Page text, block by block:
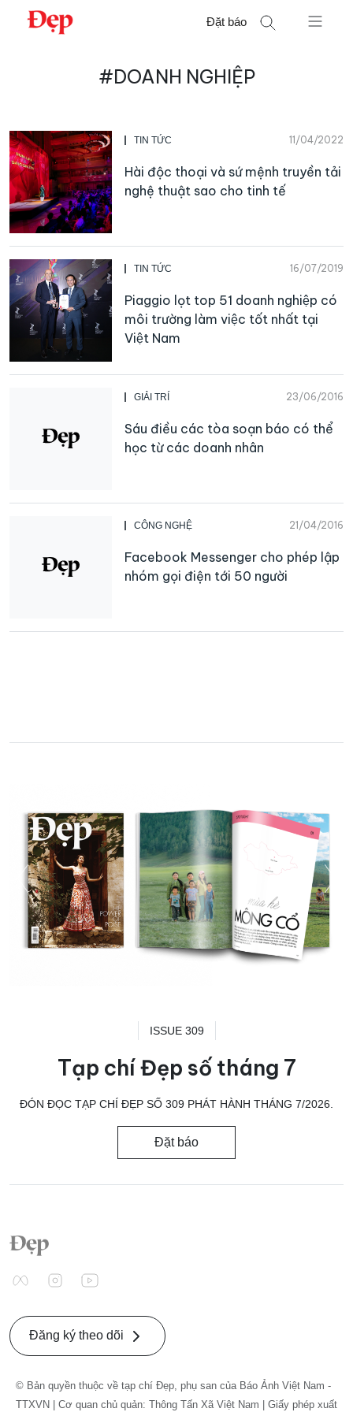
Chuyển
Đặt báo
#DOANH NGHIỆP
TIN TỨC 11/04/2022
Hài độc thoại và sứ mệnh truyền tải
nghệ thuật sao cho tinh tế
TIN TỨC 16/07/2019
Piaggio lọt top 51 doanh nghiệp có
môi trường làm việc tốt nhất tại
Việt Nam
GIẢI TRÍ 23/06/2016
Sáu điều các tòa soạn báo có thể
học từ các doanh nhân
CÔNG NGHỆ 21/04/2016
Facebook Messenger cho phép lập
nhóm gọi điện tới 50 người
ISSUE 309
Tạp chí Đẹp số tháng 7
ĐÓN ĐỌC TẠP CHÍ ĐẸP SỐ 309 PHÁT HÀNH THÁNG 7/2026.
Đặt báo
Đăng ký theo dõi
© Bản quyền thuộc về tạp chí Đẹp, phụ san của Báo Ảnh Việt Nam -
TTXVN | Cơ quan chủ quản: Thông Tấn Xã Việt Nam | Giấy phép xuất